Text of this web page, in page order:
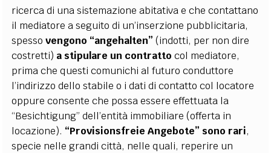
ricerca di una sistemazione abitativa e che contattano
il mediatore a seguito di un’inserzione pubblicitaria,
spessovengono “angehalten” (indotti, per non dire
costretti) a stipulare un contratto col mediatore,
prima che questi comunichi al futuro conduttore
l’indirizzo dello stabile o i dati di contatto col locatore
oppure consente che possa essere effettuata la
“Besichtigung” dell’entità immobiliare (offerta in
locazione). “Provisionsfreie Angebote” sono rari,
specie nelle grandi città, nelle quali, reperire un